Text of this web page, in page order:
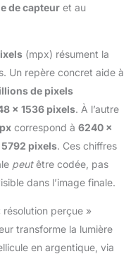
de capteur et au
(mpx) résument la
Un repère concret aide à
de pixels
× 1536 pixels. À l’autre
correspond à 6240 ×
pixels. Ces chiffres
peutêtre codée, pas
dans l’image finale.
perçue »
transforme la lumière
en argentique, via